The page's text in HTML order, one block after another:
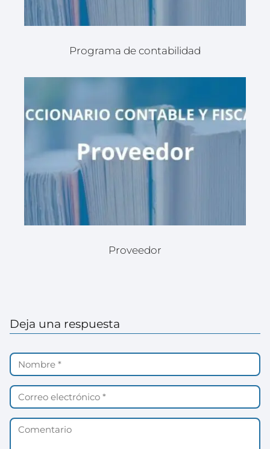
Programa de contabilidad
Proveedor
Deja una respuesta